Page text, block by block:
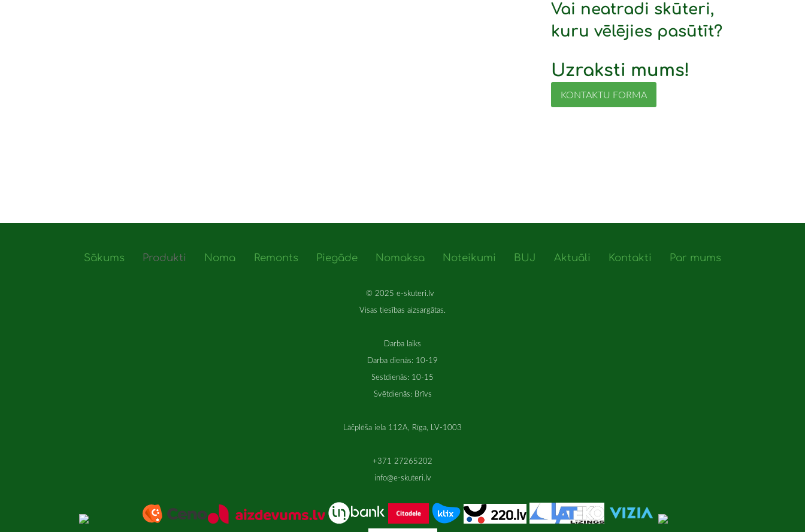
Vai neatradi skūteri,
kuru vēlējies pasūtīt?
Uzraksti mums!
KONTAKTU FORMA
Sākums Produkti Noma Remonts Piegāde Nomaksa Noteikumi BUJ Aktuāli Kontakti Par mums
© 2025 e-skuteri.lv
Visas tiesības aizsargātas.
Darba laiks
Darba dienās: 10-19
Sestdienās: 10-15
Svētdienās: Brīvs
Lāčplēša iela 112A, Rīga, LV-1003
+371 27265202
info@e-skuteri.lv